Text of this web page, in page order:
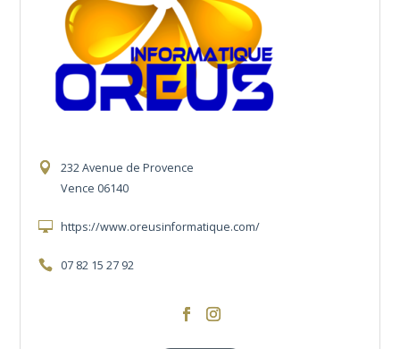
232 Avenue de Provence
Vence 06140
https://www.oreusinformatique.com/
07 82 15 27 92
https://www.facebook.com/
https://www.instagram.com/